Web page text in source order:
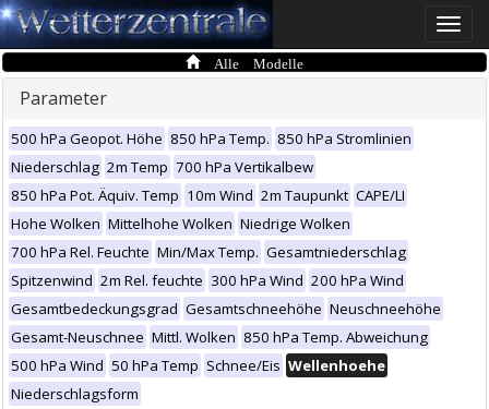
Toggle
Alle Modelle
Parameter
500 hPa Geopot. Höhe 850 hPa Temp. 850 hPa Stromlinien
Niederschlag 2m Temp 700 hPa Vertikalbew
850 hPa Pot. Äquiv. Temp 10m Wind 2m Taupunkt CAPE/LI
Hohe Wolken Mittelhohe Wolken Niedrige Wolken
700 hPa Rel. Feuchte Min/Max Temp. Gesamtniederschlag
Spitzenwind 2m Rel. feuchte 300 hPa Wind 200 hPa Wind
Gesamtbedeckungsgrad Gesamtschneehöhe Neuschneehöhe
Gesamt-Neuschnee Mittl. Wolken 850 hPa Temp. Abweichung
500 hPa Wind 50 hPa Temp Schnee/Eis Wellenhoehe
Niederschlagsform